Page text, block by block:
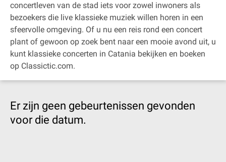
concertleven van de stad iets voor zowel inwoners als
bezoekers die live klassieke muziek willen horen in een
sfeervolle omgeving. Of u nu een reis rond een concert
plant of gewoon op zoek bent naar een mooie avond uit, u
kunt klassieke concerten in Catania bekijken en boeken
op Classictic.com.
Er zijn geen gebeurtenissen gevonden
voor die datum.